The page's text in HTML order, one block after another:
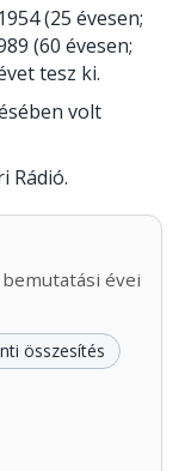
(25 évesen;
(60 évesen;
tesz ki.
volt
Rádió.
évei
összesítés